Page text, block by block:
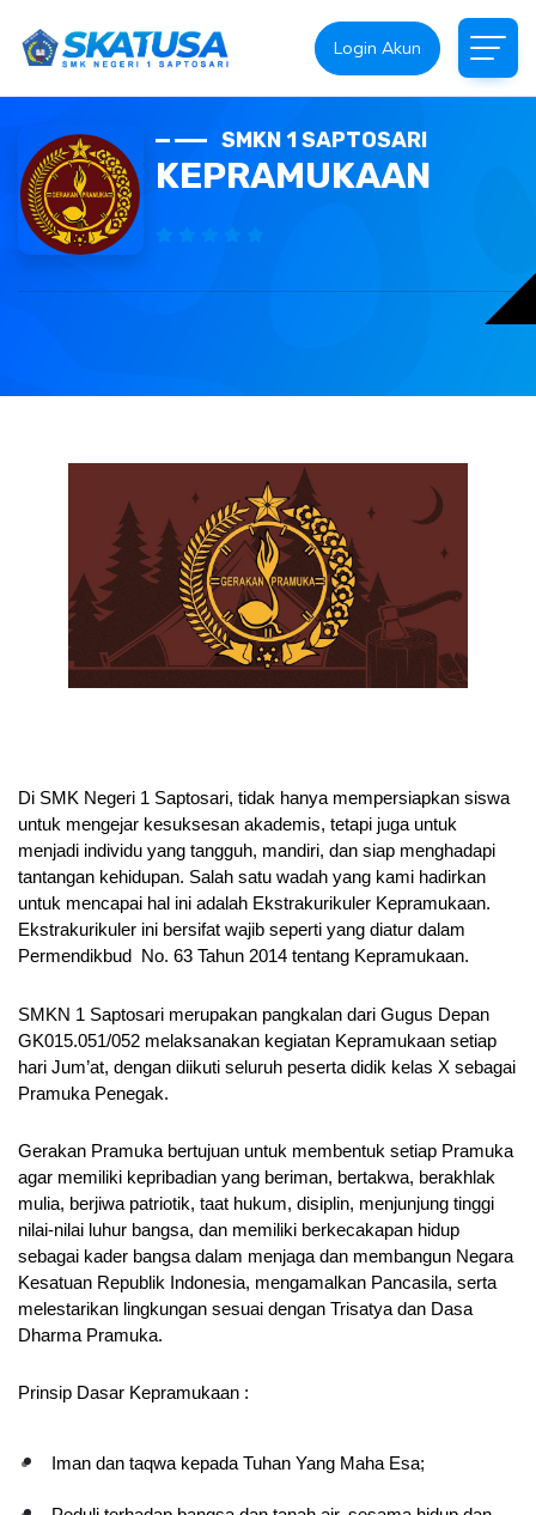
Login Akun
SMKN 1 SAPTOSARI
KEPRAMUKAAN
Di SMK Negeri 1 Saptosari, tidak hanya mempersiapkan siswa
untuk mengejar kesuksesan akademis, tetapi juga untuk
menjadi individu yang tangguh, mandiri, dan siap menghadapi
tantangan kehidupan. Salah satu wadah yang kami hadirkan
untuk mencapai hal ini adalah Ekstrakurikuler Kepramukaan.
Ekstrakurikuler ini bersifat wajib seperti yang diatur dalam
Permendikbud  No. 63 Tahun 2014 tentang Kepramukaan.
SMKN 1 Saptosari merupakan pangkalan dari Gugus Depan
GK015.051/052 melaksanakan kegiatan Kepramukaan setiap
hari Jum’at, dengan diikuti seluruh peserta didik kelas X sebagai
Pramuka Penegak.
Gerakan Pramuka bertujuan untuk membentuk setiap Pramuka
agar memiliki kepribadian yang beriman, bertakwa, berakhlak
mulia, berjiwa patriotik, taat hukum, disiplin, menjunjung tinggi
nilai-nilai luhur bangsa, dan memiliki berkecakapan hidup
sebagai kader bangsa dalam menjaga dan membangun Negara
Kesatuan Republik Indonesia, mengamalkan Pancasila, serta
melestarikan lingkungan sesuai dengan Trisatya dan Dasa
Dharma Pramuka.
Prinsip Dasar Kepramukaan :
Iman dan taqwa kepada Tuhan Yang Maha Esa;